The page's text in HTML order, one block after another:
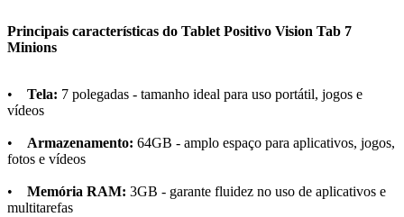
Principais características do Tablet Positivo Vision Tab 7
Minions
• Tela: 7 polegadas - tamanho ideal para uso portátil, jogos e
vídeos
• Armazenamento: 64GB - amplo espaço para aplicativos, jogos,
fotos e vídeos
• Memória RAM: 3GB - garante fluidez no uso de aplicativos e
multitarefas